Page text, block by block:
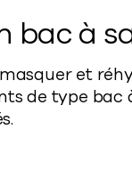
bac à
et
de type bac